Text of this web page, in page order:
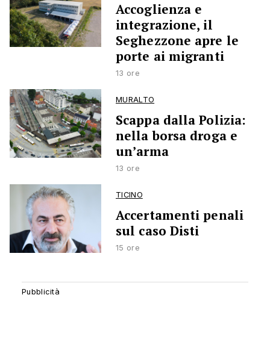
Accoglienza e
integrazione, il
Seghezzone apre le
porte ai migranti
13 ore
MURALTO
Scappa dalla Polizia:
nella borsa droga e
un’arma
13 ore
TICINO
Accertamenti penali
sul caso Disti
15 ore